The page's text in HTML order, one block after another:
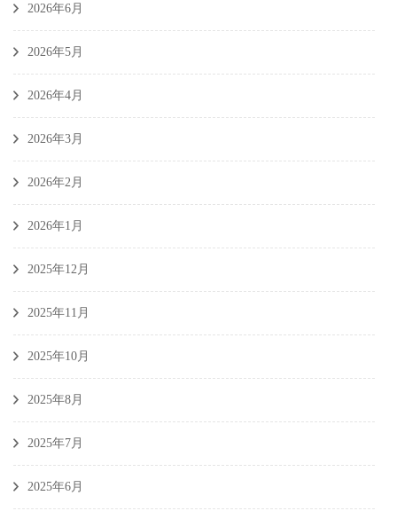
2026年6月
2026年5月
2026年4月
2026年3月
2026年2月
2026年1月
2025年12月
2025年11月
2025年10月
2025年8月
2025年7月
2025年6月